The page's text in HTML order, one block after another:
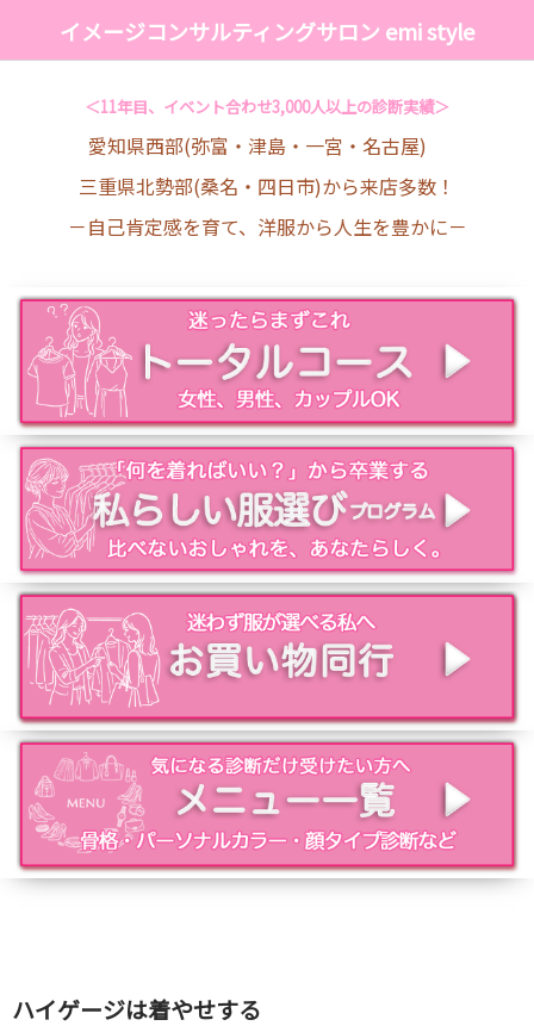
イメージコンサルティングサロン emi style
＜11年目、イベント合わせ3,000人以上の診断実績＞
愛知県西部(弥富・津島・一宮・名古屋)
三重県北勢部(桑名・四日市)から来店多数！
－自己肯定感を育て、洋服から人生を豊かに－
ハイゲージは着やせする